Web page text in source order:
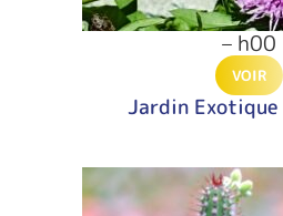
– h00
VOIR
Jardin Exotique